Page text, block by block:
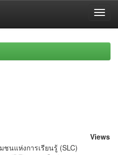
Views
นแห่งการเรียนรู้ (SLC)